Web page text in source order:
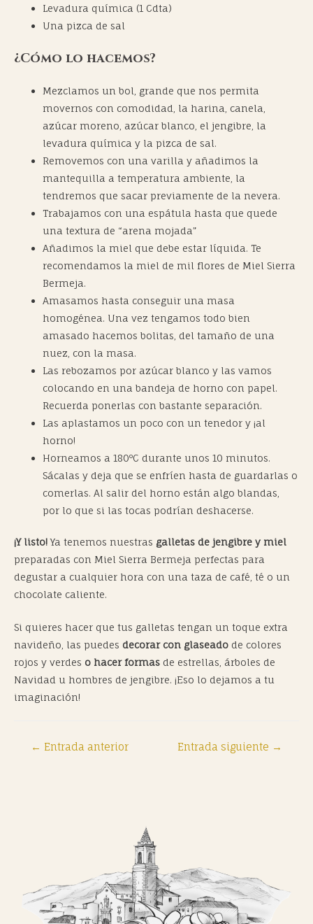
Levadura química (1 Cdta)
Una pizca de sal
¿Cómo lo hacemos?
Mezclamos un bol, grande que nos permita
movernos con comodidad, la harina, canela,
azúcar moreno, azúcar blanco, el jengibre, la
levadura química y la pizca de sal.
Removemos con una varilla y añadimos la
mantequilla a temperatura ambiente, la
tendremos que sacar previamente de la nevera.
Trabajamos con una espátula hasta que quede
una textura de “arena mojada”
Añadimos la miel que debe estar líquida. Te
recomendamos la miel de mil flores de Miel Sierra
Bermeja.
Amasamos hasta conseguir una masa
homogénea. Una vez tengamos todo bien
amasado hacemos bolitas, del tamaño de una
nuez, con la masa.
Las rebozamos por azúcar blanco y las vamos
colocando en una bandeja de horno con papel.
Recuerda ponerlas con bastante separación.
Las aplastamos un poco con un tenedor y ¡al
horno!
Horneamos a 180ºC durante unos 10 minutos.
Sácalas y deja que se enfríen hasta de guardarlas o
comerlas. Al salir del horno están algo blandas,
por lo que si las tocas podrían deshacerse.
¡Y listo!Ya tenemos nuestras galletas de jengibre y miel
preparadas con Miel Sierra Bermeja perfectas para
degustar a cualquier hora con una taza de café, té o un
chocolate caliente.
Si quieres hacer que tus galletas tengan un toque extra
navideño, las puedes decorar con glaseado de colores
rojos y verdes o hacer formas de estrellas, árboles de
Navidad u hombres de jengibre. ¡Eso lo dejamos a tu
imaginación!
← Entrada anterior Entrada siguiente →